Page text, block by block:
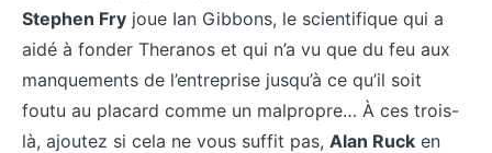
Stephen Fry joue Ian Gibbons, le scientifique qui a
aidé à fonder Theranos et qui n’a vu que du feu aux
manquements de l’entreprise jusqu’à ce qu’il soit
foutu au placard comme un malpropre… À ces trois-
là, ajoutez si cela ne vous suffit pas, Alan Ruck en